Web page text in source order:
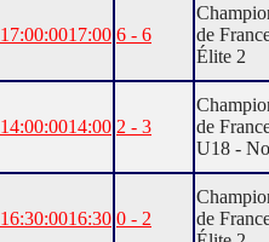
17:00:0017:00 6 - 6
de
Élite 2
14:00:0014:00 2 - 3
de
U18 -
16:30:0016:30 0 - 2
de